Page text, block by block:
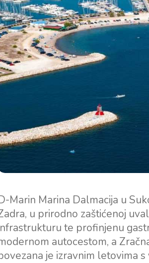
Marin Marina Dalmacija u
u prirodno zaštićenoj
te profinjenu
autocestom, a
je izravnim letovima